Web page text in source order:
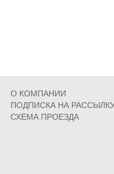
О КОМПАНИИ
ПОДПИСКА НА
СХЕМА ПРОЕЗДА